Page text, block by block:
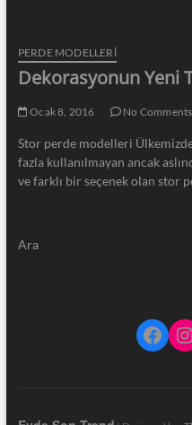
PERDE MODELLERI
Dekorasyonun Yeni
Ocak 8, 2016 No Comments
Stor perde modelleri
fazla kullanılmayan ancak
ve farklı bir seçenek olan stor
Ara